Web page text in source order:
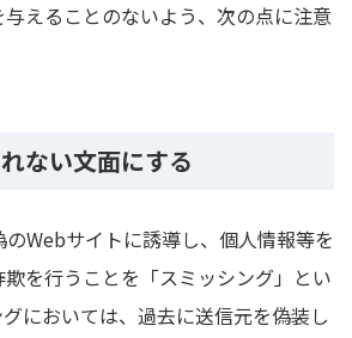
えることのないよう、次の点に注意
ない文面にする
Webサイトに誘導し、個人情報等を
を行うことを「スミッシング」とい
においては、過去に送信元を偽装し